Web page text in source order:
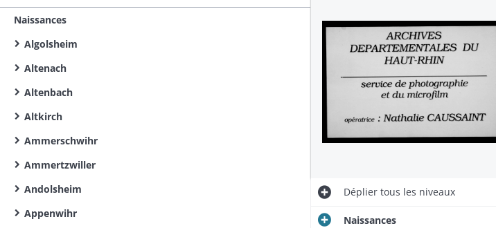
Naissances
Algolsheim
Altenach
Altenbach
Altkirch
Ammerschwihr
Ammertzwiller
Andolsheim
Appenwihr
Dépliertous les niveaux
Naissances